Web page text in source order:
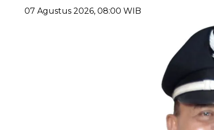
07 Agustus 2026, 08:00 WIB